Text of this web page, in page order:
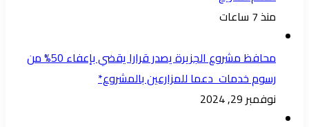
منذ 7 ساعات
محافظ مشروع الجزيرة يصدر قرارا يقضي بإعفاء 50% من
رسوم خدمات دعما للمزارعين بالمشروع*
نوفمبر 29, 2024